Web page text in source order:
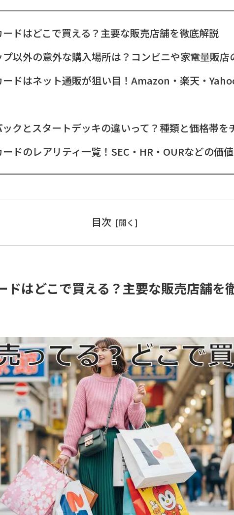
ードはどこで買える？主要な販売店舗を徹底解説
プ以外の意外な購入場所は？コンビニや家電量販店
ードはネット通販が狙い目！Amazon・楽天・
ックとスタートデッキの違いって？種類と価格帯を
ードのレアリティ一覧！SEC・HR・OURなどの価
目次
ドはどこで買える？主要な販売店舗を